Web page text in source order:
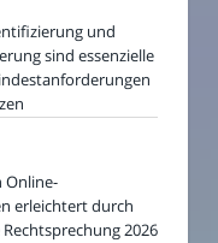
und
sind essenzielle
Online-
erleichtert durch
2026